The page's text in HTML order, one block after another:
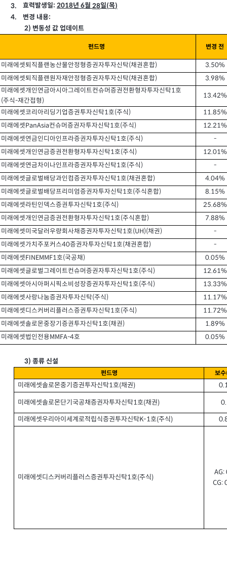
3. 효력발생일: 2018년 6월 28일(목)
4.
변경 내용:
2) 변동성 값 업데이트
펀드명 변경 전
미래에셋퇴직플랜농산물안정형증권자투자신탁(채권혼합)
3.50%
미래에셋퇴직플랜원자재안정형증권자투자신탁(채권혼합)
3.98%
미래에셋개인연금아시아그레이트컨슈머증권전환형자투자신탁1호
(주식-재간접형 )
13.42%
미래에셋코리아리딩기업증권투자신탁1호(주식 )
11.85%
미래에셋 PanAsia컨슈머증권자투자신탁1호(주식 )
12.21%
미래에셋연금인디아인프라증권자투자신탁1호(주식 )
-
미래에셋개인연금증권전환형자투자신탁1호(주식 )
12.01%
미래에셋연금차이나인프라증권자투자신탁1호(주식 )
-
미래에셋글로벌배당과인컴증권자투자신탁1호(채권혼합)
4.04%
미래에셋글로벌배당프리미엄증권자투자신탁1호(주식혼합)
8.15%
미래에셋라틴인덱스증권투자신탁1호(주식 )
25.68%
미래에셋개인연금증권전환형자투자신탁1호(주식혼합)
7.88%
미래에셋미국달러우량회사채증권자투자신탁1호(UH)(채권)
-
미래에셋가치주포커스40증권자투자신탁1호(채권혼합)
-
미래에셋 FINEMMF1호(국공채 )
0.05%
미래에셋글로벌그레이트컨슈머증권자투자신탁1호(주식 )
12.61%
미래에셋아시아퍼시픽소비성장증권자투자신탁1호(주식 )
13.33%
미래에셋사랑나눔증권자투자신탁(주식 )
11.17%
미래에셋디스커버리플러스증권투자신탁1호(주식 )
11.72%
미래에셋솔로몬중장기증권투자신탁1호(채권)
1.89%
미래에셋법인전용 MMFA-4호 0.05%
3) 종류 신설
펀드명 보수
미래에셋솔로몬중기증권투자신탁1호(채권)
미래에셋솔로몬단기국공채증권자투자신탁1호(채권)
미래에셋우리아이세계로적립식증권투자신탁K-1호(주식)
미래에셋디스커버리플러스증권투자신탁1호(주식)
AG:
CG: